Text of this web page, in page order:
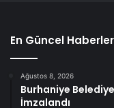
En Güncel Haberler
Ağustos 8, 2026
Burhaniye
İmzalandı